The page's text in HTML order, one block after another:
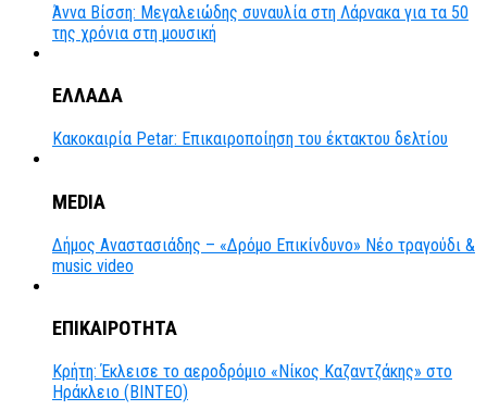
Άννα Βίσση: Μεγαλειώδης συναυλία στη Λάρνακα για τα 50
της χρόνια στη μουσική
ΕΛΛΑΔΑ
Κακοκαιρία Petar: Επικαιροποίηση του έκτακτου δελτίου
MEDIA
Δήμος Αναστασιάδης – «Δρόμο Επικίνδυνο» Νέο τραγούδι &
music video
ΕΠΙΚΑΙΡΟΤΗΤΑ
Κρήτη: Έκλεισε το αεροδρόμιο «Νίκος Καζαντζάκης» στο
Ηράκλειο (ΒΙΝΤΕΟ)